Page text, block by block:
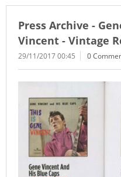
Press Archive -
Vincent - Vintage
29/11/2017 00:45 0